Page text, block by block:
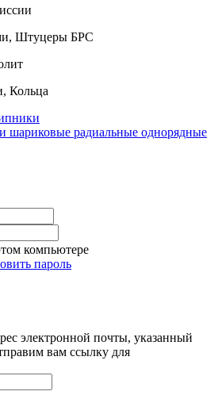
Штуцеры БРС
Кольца
шариковые радиальные однорядные
компьютере
пароль
электронной почты, указанный
вам ссылку для